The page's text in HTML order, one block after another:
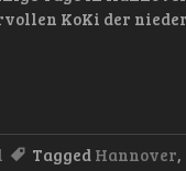
KoKi der
Tagged Hannover,